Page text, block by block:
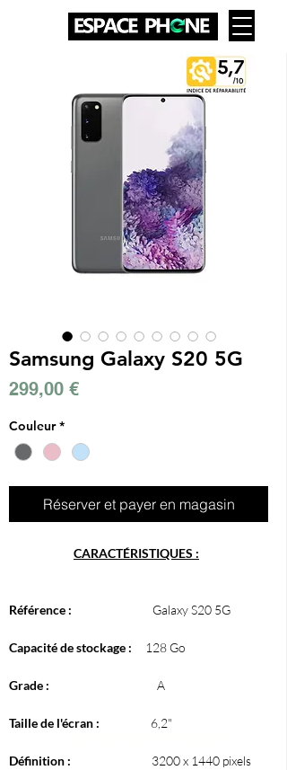
Samsung Galaxy S20 5G
299,00 €Prix
Couleur *
Réserver et payer en magasin
CARACTÉRISTIQUES :
Référence : Galaxy S20 5G
Capacité de stockage : 128 Go
Grade : A
Taille de l'écran : 6,2"
Définition : 3200 x 1440 pixels